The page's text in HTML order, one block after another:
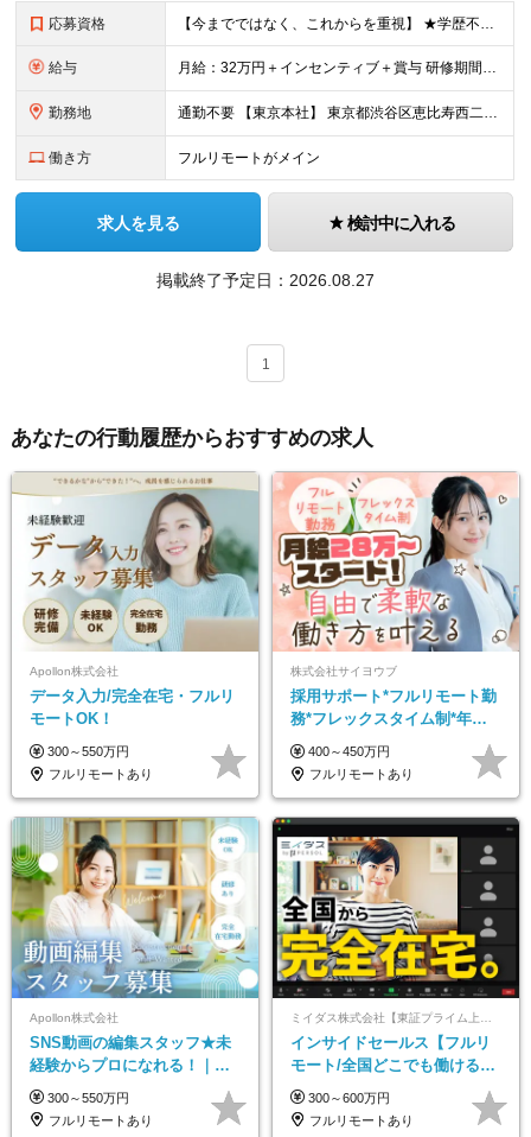
応募資格 【今までではなく、これからを重視】 ★学歴不問 ★職種未経験歓迎 ★業種未経験歓迎 ★社会人未経験歓迎 ★第二新卒歓迎 ★ブランクOK ★動画編集・デザイン制作の勉強を独学でしている方など ※基礎的
給与 月給：32万円＋インセンティブ＋賞与 研修期間中：月給25万円～ ＼ 頑張りはしっかり評価！ ／ 研修期間中でも、スキルの習得状況や成果に応じて月給27万円へ昇給が可能です。 【研修期間】 期
勤務地 通勤不要 【東京本社】 東京都渋谷区恵比寿西二丁目8番4号 EX恵比寿西ビル5階
働き方 フルリモートがメイン
求人を見る 検討中に入れる
掲載終了予定日： 2026.08.27
1
あなたの行動履歴からおすすめの求人
Apollon株式会社
データ入力/完全在宅・フルリ
モートOK！
300～550万円
フルリモートあり
株式会社サイヨウブ
採用サポート*フルリモート勤
務*フレックスタイム制*年休
120日*土日祝休み*残業ほぼな
し*育児中社員8割以上
400～450万円
フルリモートあり
Apollon株式会社
SNS動画の編集スタッフ★未
経験からプロになれる！｜お
うちで働くフルリモート｜残
業ゼロで18時退勤◎
300～550万円
フルリモートあり
インサイドセールス【フルリ
モート/全国どこでも働ける】
未経験OK*土日祝休み*残業少
なめ*在宅勤務手当あり
300～600万円
フルリモートあり